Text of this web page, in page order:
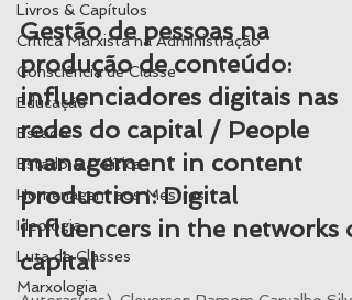
Livros & Capítulos
Crítica Marxista na Administração
Consciência de Classe
Educação
Estado
Estado & Política
Homenagem aos Mestres
Ideologia
Luta de Classes
Marxologia
Gestão de pessoas na
produção de conteúdo:
influenciadores digitais nas
redes do capital / People
management in content
production: Digital
influencers in the networks
capital